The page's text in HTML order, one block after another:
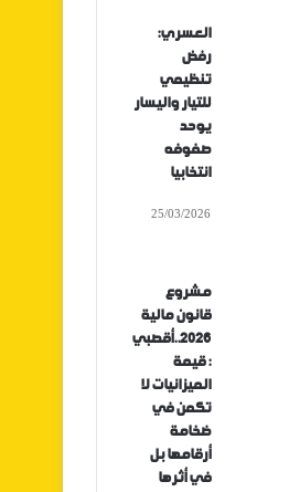
العسري:
رفض
تنظيمي
للتيار واليسار
يوحد
صفوفه
انتخابيا
25/03/2026
مشروع
قانون مالية
2026..أقصبي
: قيمة
الميزانيات لا
تكمن في
ضخامة
أرقامها بل
في أثرها